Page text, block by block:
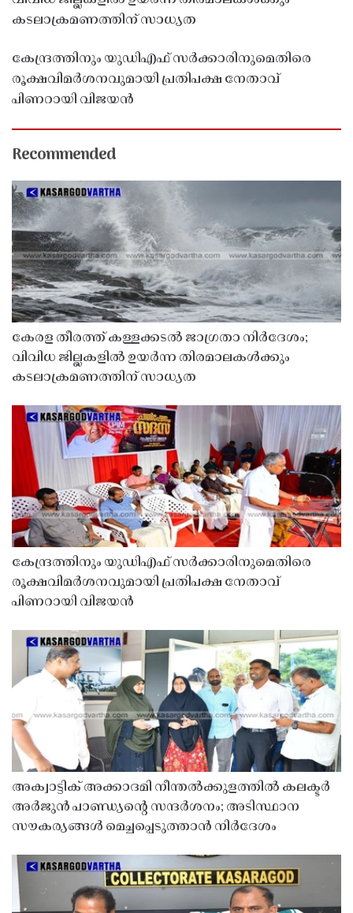
കടലാക്രമണത്തിന് സാധ്യത
കേന്ദ്രത്തിനും യുഡിഎഫ് സർക്കാരിനുമെതിരെ
രൂക്ഷവിമർശനവുമായി പ്രതിപക്ഷ നേതാവ്
പിണറായി വിജയൻ
Recommended
കേരള തീരത്ത് കള്ളക്കടൽ ജാഗ്രതാ നിർദേശം;
വിവിധ ജില്ലകളിൽ ഉയർന്ന തിരമാലകൾക്കും
കടലാക്രമണത്തിന് സാധ്യത
കേന്ദ്രത്തിനും യുഡിഎഫ് സർക്കാരിനുമെതിരെ
രൂക്ഷവിമർശനവുമായി പ്രതിപക്ഷ നേതാവ്
പിണറായി വിജയൻ
അക്വാട്ടിക് അക്കാദമി നീന്തൽക്കുളത്തിൽ കലക്ടർ
അർജുൻ പാണ്ഡ്യൻ്റെ സന്ദർശനം; അടിസ്ഥാന
സൗകര്യങ്ങൾ മെച്ചപ്പെടുത്താൻ നിർദേശം